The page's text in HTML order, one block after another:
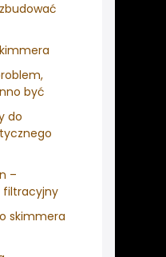
być
do
–
filtracyjny
skimmera